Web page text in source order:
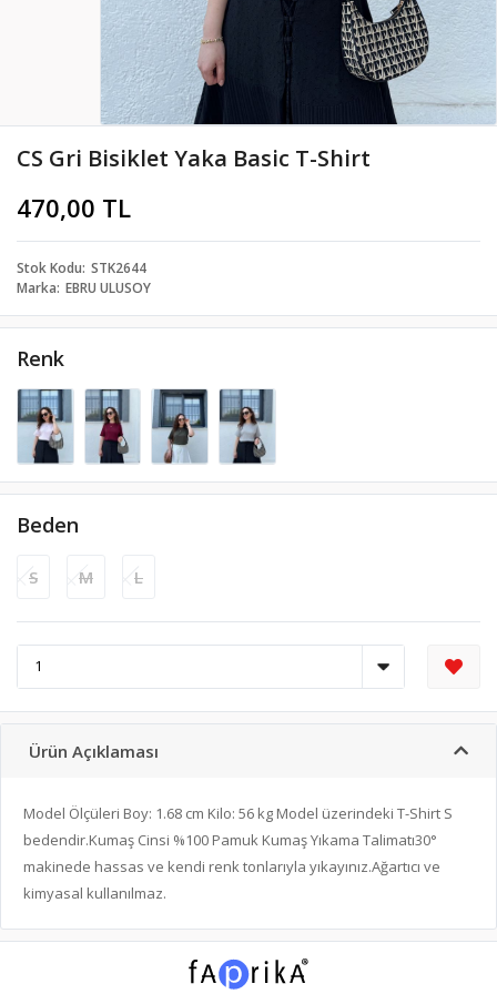
CS Gri Bisiklet Yaka Basic T-Shirt
470,00 TL
Stok Kodu STK2644
Marka EBRU ULUSOY
Renk
Beden
S M L
Ürün Açıklaması
Model Ölçüleri Boy: 1.68 cm Kilo: 56 kg Model üzerindeki T-Shirt S
bedendir.Kumaş Cinsi %100 Pamuk Kumaş Yıkama Talimatı30°
makinede hassas ve kendi renk tonlarıyla yıkayınız.Ağartıcı ve
kimyasal kullanılmaz.